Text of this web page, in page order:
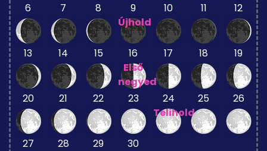
6 7 8
9
Újhold
10 11 12
13 14 15
16
Első
negyed
17 18 19
20 21 22 23
24
Telihold
25 26
27 28 29 30